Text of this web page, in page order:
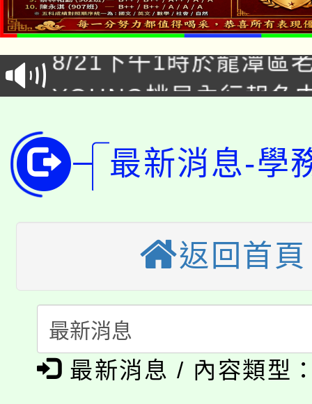
「本色祭」8/29、30在
場熱烈登場!
8/21下午1時於龍潭區
徵才活動。
YOUNG桃局內行報名
開!
115年桃園市運動會8/
田徑場及游泳池舉行。
桃園市低收入戶享有免
視費優惠，中低收入戶
半價優惠，詳情可洽有
者。
大園自造教育及科技中
份教師增能研習
大溪自造教育及科技
份教師研習
淨零綠生活教案入校路
會
115年食農教育專業人
程
「本色祭」8/29、30在
最新消息-學
返回首頁
最新消息 / 內容類型